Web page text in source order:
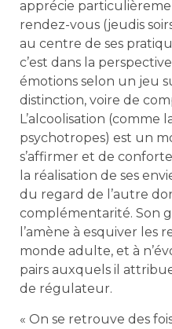
apprécie
rendez-vous (jeudis
au centre de ses
c’est dans la
émotions selon un jeu
distinction, voire de
L’alcoolisation (comme
psychotropes) est un
s’affirmer et de
la réalisation de ses
du regard de l’autre
complémentarité. Son
l’amène à esquiver les
monde adulte, et à
pairs auxquels il
de régulateur.
« On se retrouve des